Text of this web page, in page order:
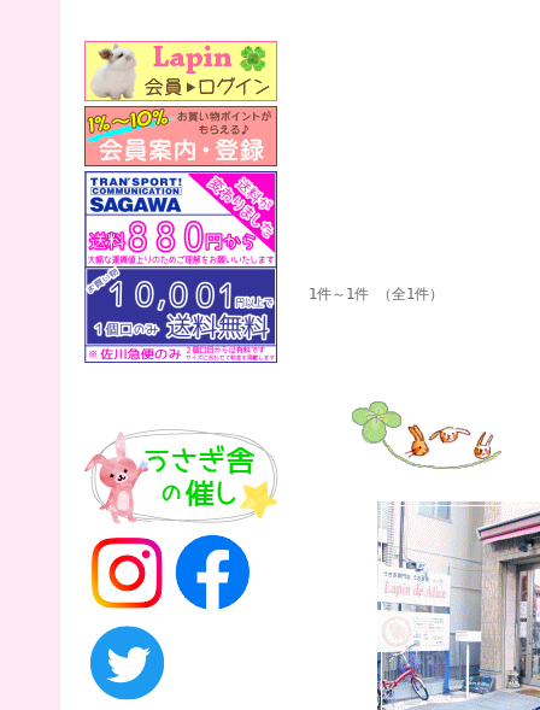
1件～1件 （全1件）